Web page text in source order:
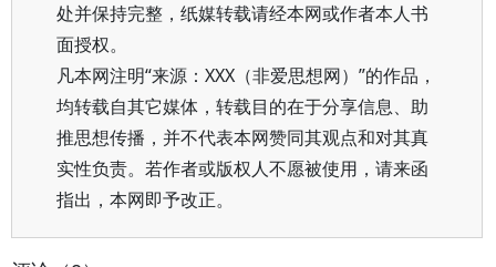
处并保持完整，纸媒转载请经本网或作者本人书
面授权。
凡本网注明“来源：XXX（非爱思想网）”的作品，
均转载自其它媒体，转载目的在于分享信息、助
推思想传播，并不代表本网赞同其观点和对其真
实性负责。若作者或版权人不愿被使用，请来函
指出，本网即予改正。